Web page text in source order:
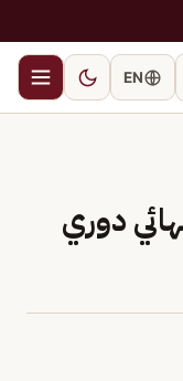
EN
دوري